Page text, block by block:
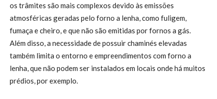
os trâmites são mais complexos devido às emissões
atmosféricas geradas pelo forno a lenha, como fuligem,
fumaça e cheiro, e que não são emitidas por fornos a gás.
Além disso, a necessidade de possuir chaminés elevadas
também limita o entorno e empreendimentos com forno a
lenha, que não podem ser instalados em locais onde há muitos
prédios, por exemplo.